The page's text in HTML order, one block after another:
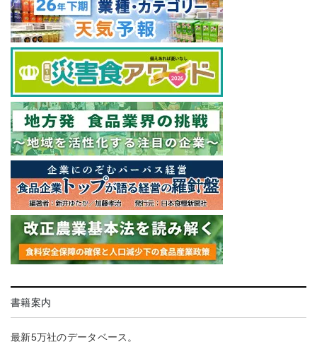
書籍案内
最新5万社のデータベース。